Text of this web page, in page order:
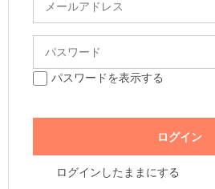
パスワードを表示する
ログインしたままにする